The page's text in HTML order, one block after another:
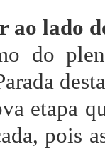
ao lado
do
etapa
pois